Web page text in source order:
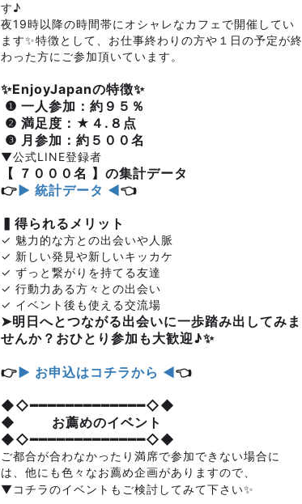
す♪
夜19時以降の時間帯にオシャレなカフェで開催してい
ます✨特徴として、お仕事終わりの方や１日の予定が終
わった方にご参加頂いています。
✨EnjoyJapanの特徴✨
❶ 一人参加：約９５％
❷ 満足度：★４.８点
❸ 月参加：約５００名
▼公式LINE登録者
【 ７０００名 】の集計データ
👉▶ 統計データ ◀👈
▍得られるメリット
✓ 魅力的な方との出会いや人脈
✓ 新しい発見や新しいキッカケ
✓ ずっと繋がりを持てる友達
✓ 行動力ある方々との出会い
✓ イベント後も使える交流場
➤明日へとつながる出会いに一歩踏み出してみま
せんか？おひとり参加も大歓迎♪✨
👉▶ お申込はコチラから ◀👈
◆◇━━━━━━━━━━━━━◇◆
◆ お薦めのイベント
◆◇━━━━━━━━━━━━━◇◆
ご都合が合わなかったり満席で参加できない場合に
は、他にも色々なお薦め企画がありますので、
▼コチラのイベントもご検討してみて下さい✨